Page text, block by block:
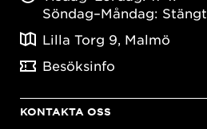
Söndag–Måndag: Stängt
Lilla Torg 9, Malmö
Besöksinfo
KONTAKTA OSS